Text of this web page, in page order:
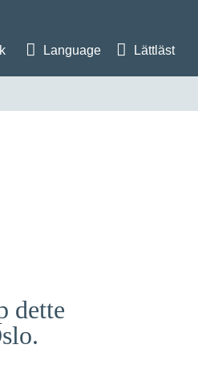
Language Lättläst
dette